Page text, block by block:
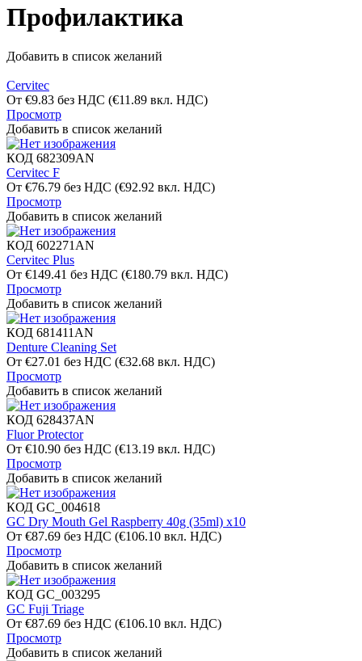
Профилактика
Добавить в список желаний
Cervitec
От €9.83 без НДС (€11.89 вкл. НДС)
Просмотр
Добавить в список желаний
КОД 682309AN
Cervitec F
От €76.79 без НДС (€92.92 вкл. НДС)
Просмотр
Добавить в список желаний
КОД 602271AN
Cervitec Plus
От €149.41 без НДС (€180.79 вкл. НДС)
Просмотр
Добавить в список желаний
КОД 681411AN
Denture Cleaning Set
От €27.01 без НДС (€32.68 вкл. НДС)
Просмотр
Добавить в список желаний
КОД 628437AN
Fluor Protector
От €10.90 без НДС (€13.19 вкл. НДС)
Просмотр
Добавить в список желаний
КОД GC_004618
GC Dry Mouth Gel Raspberry 40g (35ml) x10
От €87.69 без НДС (€106.10 вкл. НДС)
Просмотр
Добавить в список желаний
КОД GC_003295
GC Fuji Triage
От €87.69 без НДС (€106.10 вкл. НДС)
Просмотр
Добавить в список желаний